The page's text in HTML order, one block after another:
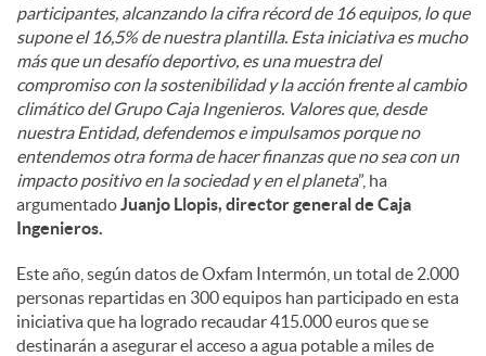
participantes, alcanzando la cifra récord de 16 equipos, lo que
supone el 16,5% de nuestra plantilla. Esta iniciativa es mucho
más que un desafío deportivo, es una muestra del
compromiso con la sostenibilidad y la acción frente al cambio
climático del Grupo Caja Ingenieros. Valores que, desde
nuestra Entidad, defendemos e impulsamos porque no
entendemos otra forma de hacer finanzas que no sea con un
impacto positivo en la sociedad y en el planeta”, ha
argumentadoJuanjo Llopis, director general de Caja
Ingenieros.
Este año, según datos de Oxfam Intermón, un total de 2.000
personas repartidas en 300 equipos han participado en esta
iniciativa que ha logrado recaudar 415.000 euros que se
destinarán a asegurar el acceso a agua potable a miles de